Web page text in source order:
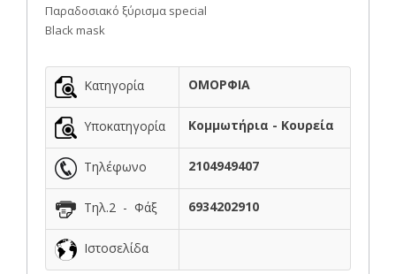
Παραδοσιακό ξύρισμα special
Black mask
Κατηγορία ΟΜΟΡΦΙΑ
Υποκατηγορία Κομμωτήρια - Κουρεία
Τηλέφωνο 2104949407
Τηλ.2 - Φάξ 6934202910
Ιστοσελίδα